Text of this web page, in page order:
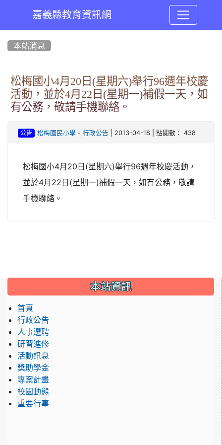
嘉義縣教育資訊網
本站消息
松梅國小4月20日(星期六)舉行96週年校慶
活動，並於4月22日(星期一)補假一天，如
有公務，敬請手機聯絡。
公告 松梅國民小學- 行政公告 | 2013-04-18 | 點閱數： 438
松梅國小4月20日(星期六)舉行96週年校慶活動，
並於4月22日(星期一)補假一天，如有公務，敬請
手機聯絡。
::: 本站資訊
首頁
行政公告
人事選聘
研習進修
活動訊息
獎助學金
專案計畫
校園動態
重要行事